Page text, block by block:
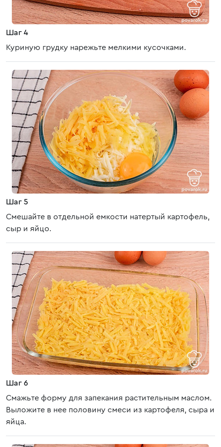
Шаг 4
Куриную грудку нарежьте мелкими кусочками.
Шаг 5
Смешайте в отдельной емкости натертый картофель,
сыр и яйцо.
Шаг 6
Смажьте форму для запекания растительным маслом.
Выложите в нее половину смеси из картофеля, сыра и
яйца.